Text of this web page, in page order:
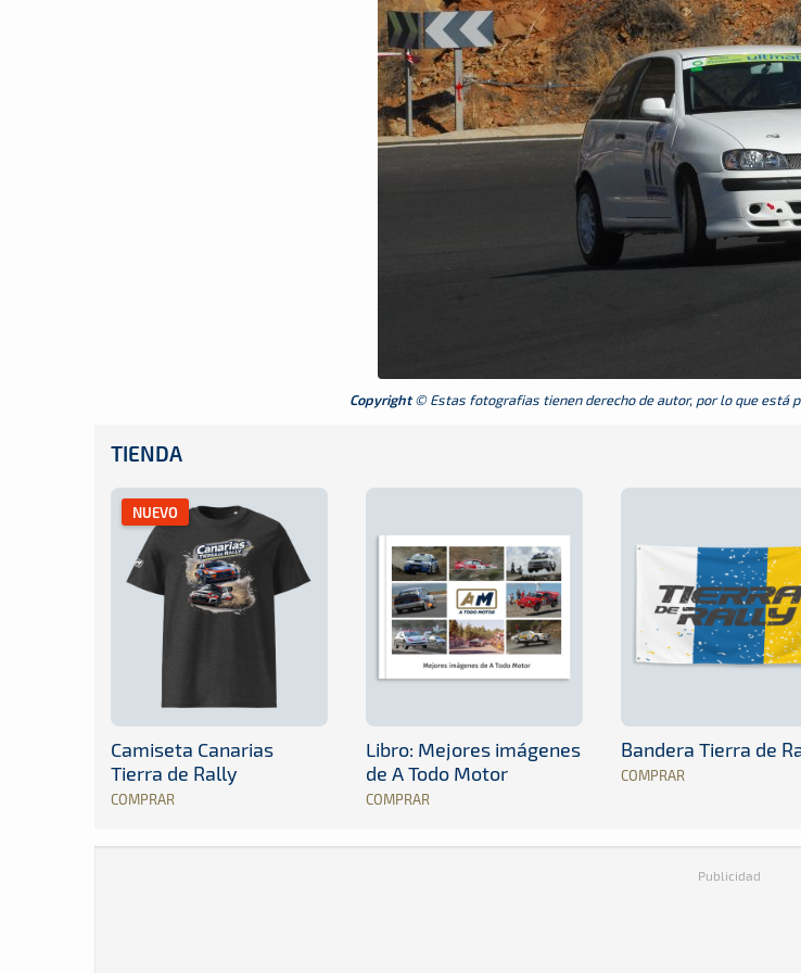
Copyright© Estas fotografias tienen derecho de autor, por lo que está
TIENDA
NUEVO
Camiseta Canarias
Tierra de Rally
COMPRAR
Libro: Mejores imágenes
de A Todo Motor
COMPRAR
Bandera Tierra de
COMPRAR
Publicidad